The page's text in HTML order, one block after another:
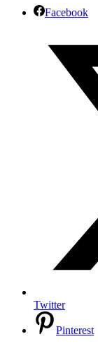
Facebook
Twitter
Pinterest